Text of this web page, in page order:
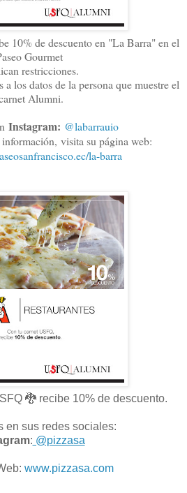
10% de descuento en "La Barra" en el
Gourmet
restricciones.
a los datos de la persona que muestre el
Alumni.
Instagram: @labarrauio
información, visita su página web:
la-barra
🐉 recibe 10% de descuento.
en sus redes sociales:
: @pizzasa
www.pizzasa.com